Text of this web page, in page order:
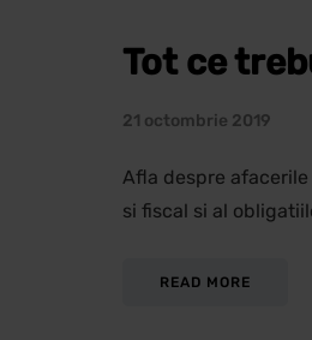
Tot ce
21 octombrie 2019
Afla despre
si fiscal si al
READ MORE